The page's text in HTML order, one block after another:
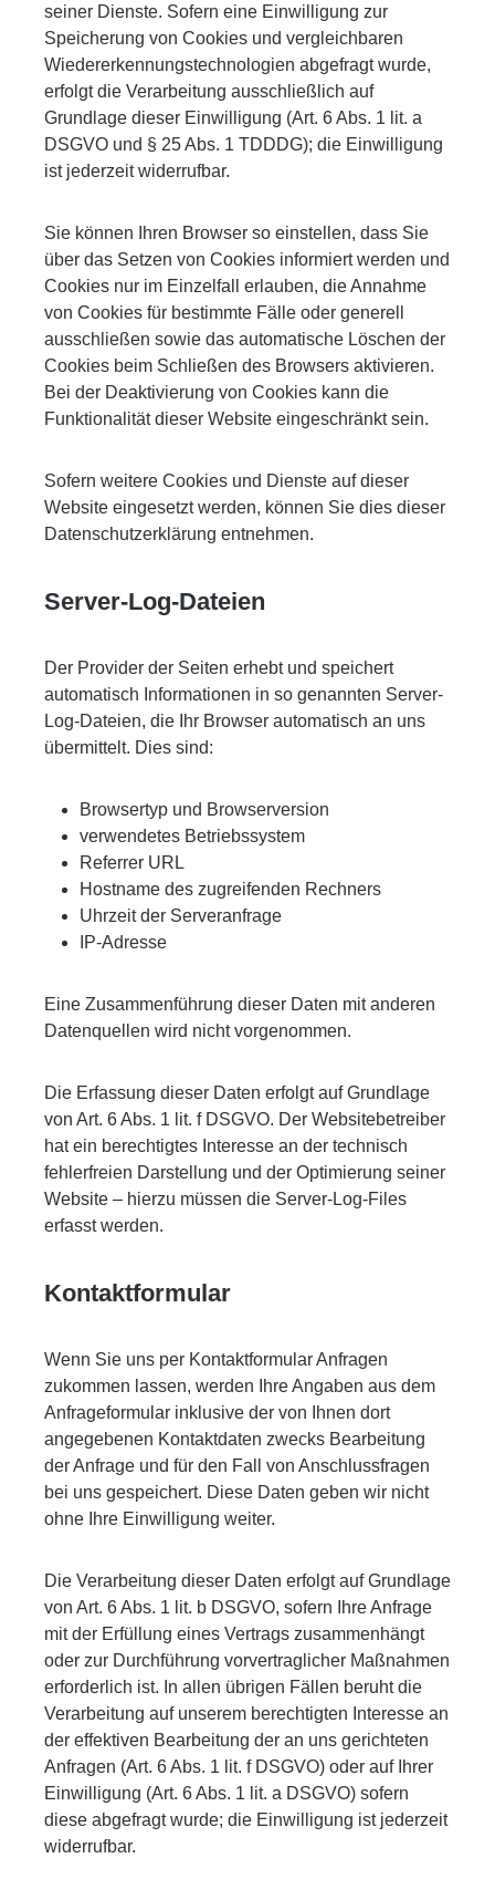
seiner Dienste. Sofern eine Einwilligung zur
Speicherung von Cookies und vergleichbaren
Wiedererkennungstechnologien abgefragt wurde,
erfolgt die Verarbeitung ausschließlich auf
Grundlage dieser Einwilligung (Art. 6 Abs. 1 lit. a
DSGVO und § 25 Abs. 1 TDDDG); die Einwilligung
ist jederzeit widerrufbar.
Sie können Ihren Browser so einstellen, dass Sie
über das Setzen von Cookies informiert werden und
Cookies nur im Einzelfall erlauben, die Annahme
von Cookies für bestimmte Fälle oder generell
ausschließen sowie das automatische Löschen der
Cookies beim Schließen des Browsers aktivieren.
Bei der Deaktivierung von Cookies kann die
Funktionalität dieser Website eingeschränkt sein.
Sofern weitere Cookies und Dienste auf dieser
Website eingesetzt werden, können Sie dies dieser
Datenschutzerklärung entnehmen.
Server-Log-Dateien
Der Provider der Seiten erhebt und speichert
automatisch Informationen in so genannten Server-
Log-Dateien, die Ihr Browser automatisch an uns
übermittelt. Dies sind:
Browsertyp und Browserversion
verwendetes Betriebssystem
Referrer URL
Hostname des zugreifenden Rechners
Uhrzeit der Serveranfrage
IP-Adresse
Eine Zusammenführung dieser Daten mit anderen
Datenquellen wird nicht vorgenommen.
Die Erfassung dieser Daten erfolgt auf Grundlage
von Art. 6 Abs. 1 lit. f DSGVO. Der Websitebetreiber
hat ein berechtigtes Interesse an der technisch
fehlerfreien Darstellung und der Optimierung seiner
Website – hierzu müssen die Server-Log-Files
erfasst werden.
Kontaktformular
Wenn Sie uns per Kontaktformular Anfragen
zukommen lassen, werden Ihre Angaben aus dem
Anfrageformular inklusive der von Ihnen dort
angegebenen Kontaktdaten zwecks Bearbeitung
der Anfrage und für den Fall von Anschlussfragen
bei uns gespeichert. Diese Daten geben wir nicht
ohne Ihre Einwilligung weiter.
Die Verarbeitung dieser Daten erfolgt auf Grundlage
von Art. 6 Abs. 1 lit. b DSGVO, sofern Ihre Anfrage
mit der Erfüllung eines Vertrags zusammenhängt
oder zur Durchführung vorvertraglicher Maßnahmen
erforderlich ist. In allen übrigen Fällen beruht die
Verarbeitung auf unserem berechtigten Interesse an
der effektiven Bearbeitung der an uns gerichteten
Anfragen (Art. 6 Abs. 1 lit. f DSGVO) oder auf Ihrer
Einwilligung (Art. 6 Abs. 1 lit. a DSGVO) sofern
diese abgefragt wurde; die Einwilligung ist jederzeit
widerrufbar.